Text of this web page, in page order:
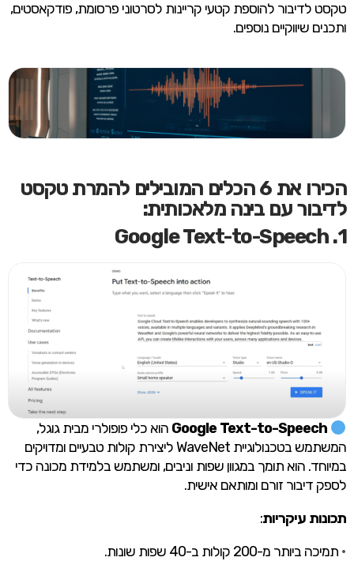
טקסט לדיבור להוספת קטעי קריינות לסרטוני פרסומת, פודקאסטים,
ותכנים שיווקיים נוספים.
הכירו את 6 הכלים המובילים להמרת טקסט
לדיבור עם בינה מלאכותית:
1. Google Text-to-Speech
Google Text-to-Speech הוא כלי פופולרי מבית גוגל,
המשתמש בטכנולוגיית WaveNet ליצירת קולות טבעיים ומדויקים
במיוחד. הוא תומך במגוון שפות וניבים, ומשתמש בלמידת מכונה כדי
לספק דיבור זורם ומותאם אישית.
תכונות עיקריות:
• תמיכה ביותר מ-200 קולות ב-40 שפות שונות.